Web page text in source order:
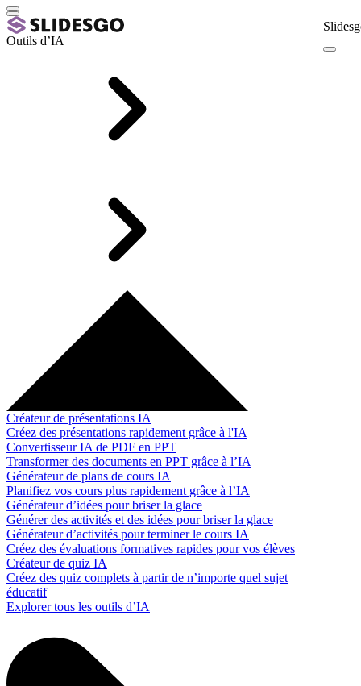
Outils d’IA
Créateur de présentations IA
Créez des présentations rapidement grâce à l'IA
Convertisseur IA de PDF en PPT
Transformer des documents en PPT grâce à l’IA
Générateur de plans de cours IA
Planifiez vos cours plus rapidement grâce à l’IA
Générateur d’idées pour briser la glace
Générer des activités et des idées pour briser la glace
Générateur d’activités pour terminer le cours IA
Créez des évaluations formatives rapides pour vos élèves
Créateur de quiz IA
Créez des quiz complets à partir de n’importe quel sujet
éducatif
Explorer tous les outils d’IA